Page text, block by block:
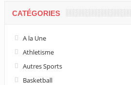
CATÉGORIES
A la Une
Athletisme
Autres Sports
Basketball